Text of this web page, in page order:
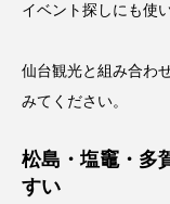
イベント探しにも使
仙台観光と組み合わ
みてください。
松島・塩竈・多
すい